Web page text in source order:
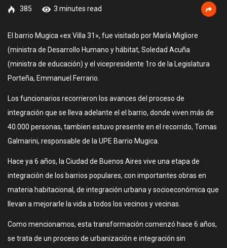
385 3 minutes read
El barrio Mugica «ex Villa 31», fue visitado por María Migliore
(ministra de Desarrollo Humano y hábitat, Soledad Acuña
(ministra de educación) y el vicepresidente 1ro de la Legislatura
Porteña, Emmanuel Ferrario.
Los funcionarios recorrieron los avances del proceso de
integración que se lleva adelante el el barrio, donde viven más de
40.000 personas, tambien estuvo presente en el recorrido, Tomas
Galmarini, responsable de la UPE Barrio Mugica.
Hace ya 6 años, la Ciudad de Buenos Aires vive una etapa de
integración de los barrios populares, con importantes obras en
materia habitacional, de integración urbana y socioeconómica que
llevan a mejorarle la vida a todos los vecinos y vecinas.
Como mencionamos, esta transformación comenzó hace 6 años,
se trata de un proceso de urbanización e integración sin